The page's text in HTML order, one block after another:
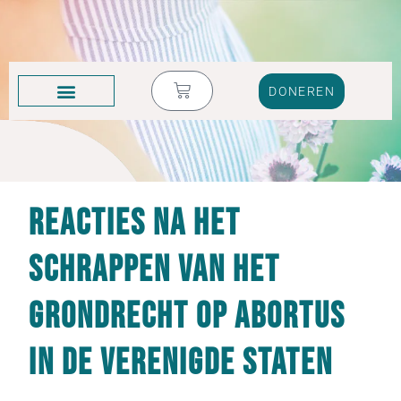
DONEREN
Reacties na het
schrappen van het
grondrecht op abortus
in de Verenigde Staten